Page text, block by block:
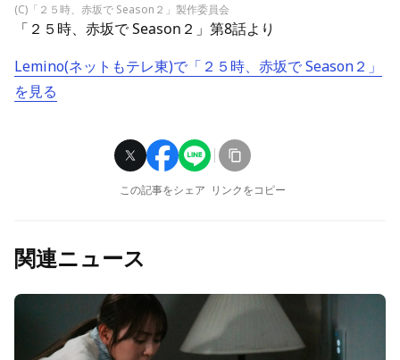
(C)「２５時、赤坂で Season２」製作委員会
「２５時、赤坂で Season２」第8話より
Lemino(ネットもテレ東)で「２５時、⾚坂で Season２」
を見る
この記事をシェア リンクをコピー
関連ニュース